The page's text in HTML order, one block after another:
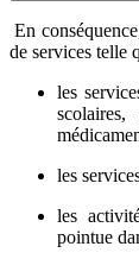
En
de services telle
les
les
les
pointue